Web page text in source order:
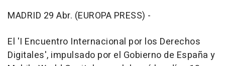
MADRID 29 Abr. (EUROPA PRESS) -
El 'I Encuentro Internacional por los Derechos
Digitales', impulsado por el Gobierno de España y